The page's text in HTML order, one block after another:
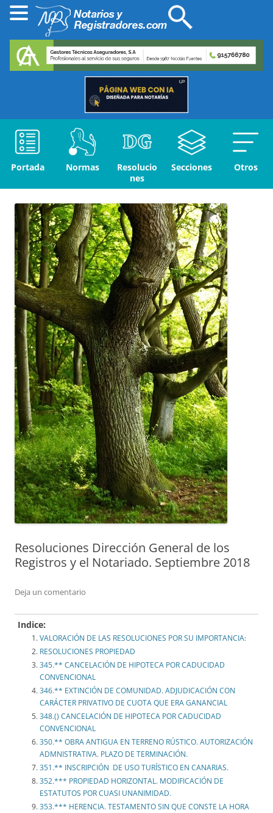
Portada Normas
Resolucio
nes
Secciones Otros
Resoluciones Dirección General de los
Registros y el Notariado. Septiembre 2018
Deja un comentario
Indice:
VALORACIÓN DE LAS RESOLUCIONES POR SU IMPORTANCIA:
RESOLUCIONES PROPIEDAD
345.** CANCELACIÓN DE HIPOTECA POR CADUCIDAD
CONVENCIONAL
346.** EXTINCIÓN DE COMUNIDAD. ADJUDICACIÓN CON
CARÁCTER PRIVATIVO DE CUOTA QUE ERA GANANCIAL
348.() CANCELACIÓN DE HIPOTECA POR CADUCIDAD
CONVENCIONAL
350.** OBRA ANTIGUA EN TERRENO RÚSTICO. AUTORIZACIÓN
ADMNISTRATIVA. PLAZO DE TERMINACIÓN.
351.** INSCRIPCIÓN DE USO TURÍSTICO EN CANARIAS.
352.*** PROPIEDAD HORIZONTAL. MODIFICACIÓN DE
ESTATUTOS POR CUASI UNANIMIDAD.
353.*** HERENCIA. TESTAMENTO SIN QUE CONSTE LA HORA